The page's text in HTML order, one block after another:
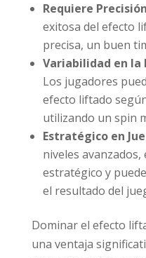
Requiere
exitosa del efecto
precisa, un buen
Variabilidad en la
Los jugadores
efecto liftado
utilizando un spin
Estratégico en
niveles
estratégico y
el resultado del
Dominar el efecto
una ventaja